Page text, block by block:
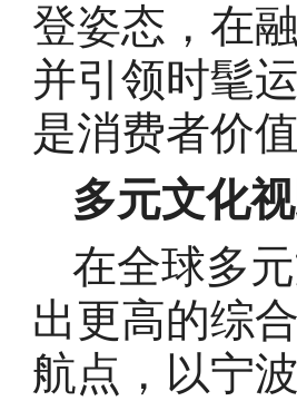
登姿态，在
并引领时髦
是消费者价
多元文化
在全球多
出更高的综
航点，以宁